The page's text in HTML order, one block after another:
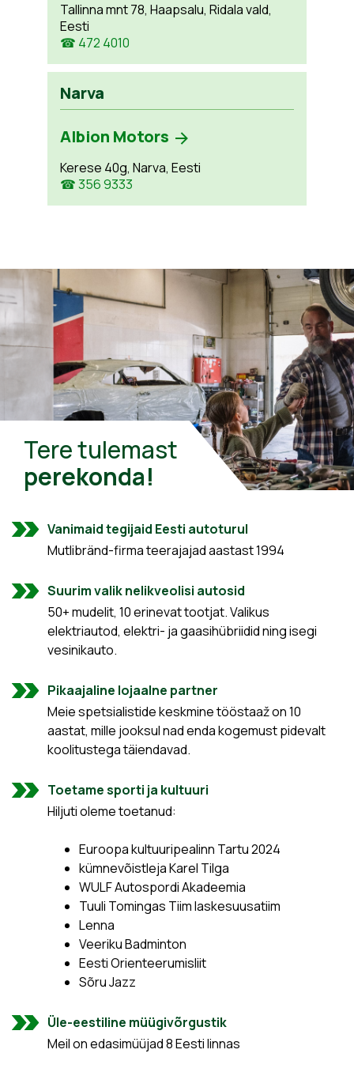
Tallinna mnt 78, Haapsalu, Ridala vald,
Eesti
☎ 472 4010
Narva
Albion Motors
Kerese 40g, Narva, Eesti
☎ 356 9333
Tere tulemast
perekonda!
Vanimaid tegijaid Eesti autoturul
Mutlibränd-firma teerajajad aastast 1994
Suurim valik nelikveolisi autosid
50+ mudelit, 10 erinevat tootjat. Valikus
elektriautod, elektri- ja gaasihübriidid ning isegi
vesinikauto.
Pikaajaline lojaalne partner
Meie spetsialistide keskmine tööstaaž on 10
aastat, mille jooksul nad enda kogemust pidevalt
koolitustega täiendavad.
Toetame sporti ja kultuuri
Hiljuti oleme toetanud:
Euroopa kultuuripealinn Tartu 2024
kümnevõistleja Karel Tilga
WULF Autospordi Akadeemia
Tuuli Tomingas Tiim laskesuusatiim
Lenna
Veeriku Badminton
Eesti Orienteerumisliit
Sõru Jazz
Üle-eestiline müügivõrgustik
Meil on edasimüüjad 8 Eesti linnas